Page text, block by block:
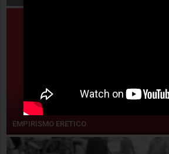
EMPIRISMO ERETICO